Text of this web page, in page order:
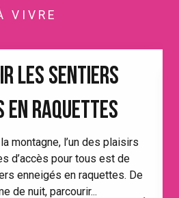
VIVRE
LES SENTIERS
EN RAQUETTES
montagne, l’un des plaisirs
d’accès pour tous est de
enneigés en raquettes. De
de nuit, parcourir...